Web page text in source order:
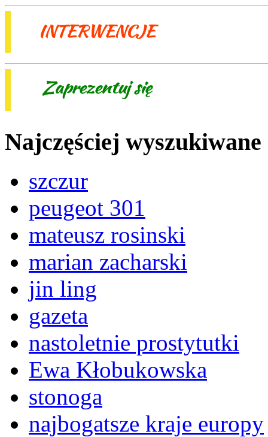
Najczęściej wyszukiwane
szczur
peugeot 301
mateusz rosinski
marian zacharski
jin ling
gazeta
nastoletnie prostytutki
Ewa Kłobukowska
stonoga
najbogatsze kraje europy